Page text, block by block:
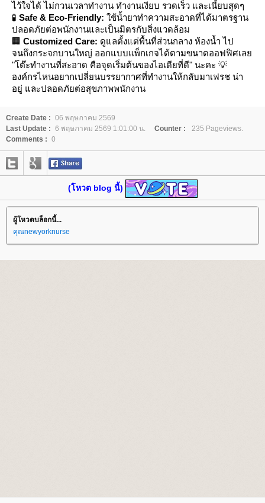
ไว้ใจได้ ไม่กวนเวลาทำงาน ทำงานเงียบ รวดเร็ว และเนี้ยบสุดๆ
🧪 Safe & Eco-Friendly: ช้น้ำยาทำความสะอาดที่ได้มาตรฐาน
ปลอดภัยต่อพนักงานและเป็นมิตรกับสิ่งแวดล้อม
🏢 Customized Care: ดูแลตั้งแต่พื้นที่ส่วนกลาง ห้องน้ำ ไป
จนถึงกระจกบานใหญ่ ออกแบบแพ็กเกจได้ตามขนาดออฟฟิศเล
"โต๊ะทำงานที่สะอาด คือจุดเริ่มต้นของไอเดียที่ดี" นะคะ 💡
องค์กรไหนอยากเปลี่ยนบรรยากาศที่ทำงานให้กลับมาเฟรช น่า
อยู่ และปลอดภัยต่อสุขภาพพนักงาน
Create Date : 06 พฤษภาคม 2569
Last Update : 6 พฤษภาคม 2569 1:01:00 น. Counter :
235 Pageviews.
Comments : 0
(โหวต blog นี้)
ผู้โหวตบล็อกนี้...
คุณnewyorknurse